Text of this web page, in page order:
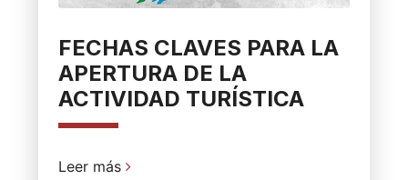
FECHAS CLAVES PARA LA
APERTURA DE LA
ACTIVIDAD TURÍSTICA
Leer más